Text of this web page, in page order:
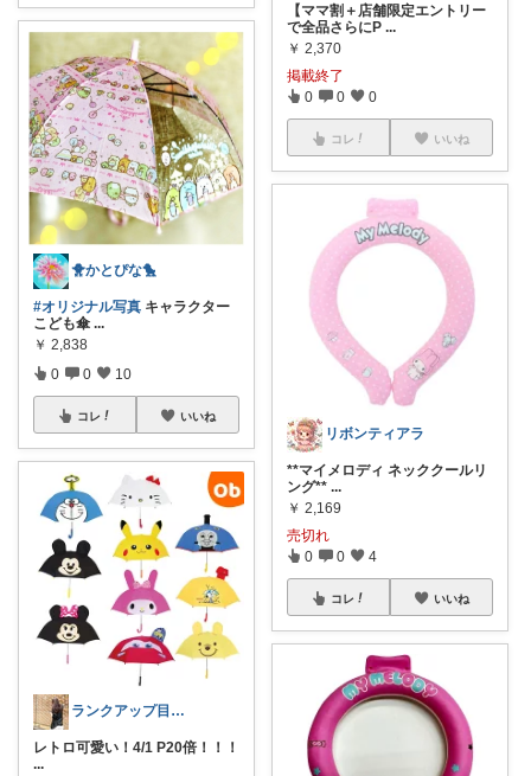
🐥かとぴな🐤
#オリジナル写真 キャラクター
こども傘 ...
￥ 2,838
0 0 10
コレ いいね
ランクアップ目指して今月頑張ります🔥
レトロ可愛い！4/1 P20倍！！！
...
【ママ割＋店舗限定エントリー
で全品さらにP ...
￥ 2,370
掲載終了
0 0 0
コレ いいね
リボンティアラ
**マイメロディ ネッククールリ
ング** ...
￥ 2,169
売切れ
0 0 4
コレ いいね